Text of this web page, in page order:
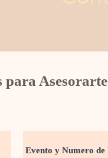
para Asesorarte